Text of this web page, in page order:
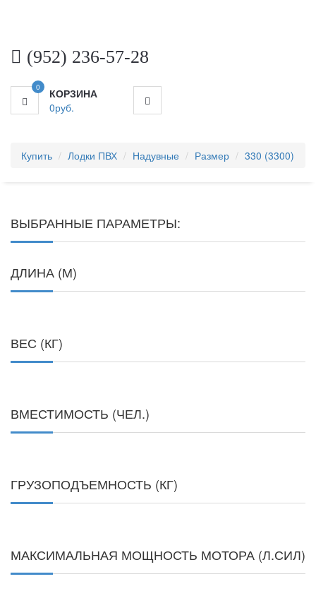
(952) 236-57-28
0
КОРЗИНА
0руб.
МЕНЮ
Купить Лодки ПВХ Надувные Размер 330 (3300)
ВЫБРАННЫЕ ПАРАМЕТРЫ:
ДЛИНА (М)
ВЕС (КГ)
ВМЕСТИМОСТЬ (ЧЕЛ.)
ГРУЗОПОДЪЕМНОСТЬ (КГ)
МАКСИМАЛЬНАЯ МОЩНОСТЬ МОТОРА (Л.СИЛ)